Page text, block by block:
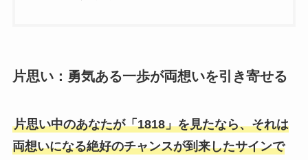
片思い：勇気ある一歩が両想いを引き寄せる
片思い中のあなたが「1818」を見たなら、それは
両想いになる絶好のチャンスが到来したサインで